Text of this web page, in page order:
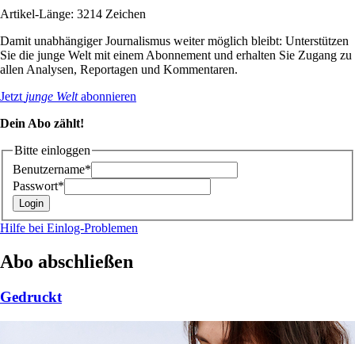
Artikel-Länge: 3214 Zeichen
Damit unabhängiger Journalismus weiter möglich bleibt: Unterstützen
Sie die junge Welt mit einem Abonnement und erhalten Sie Zugang zu
allen Analysen, Reportagen und Kommentaren.
Jetzt junge Weltabonnieren
Dein Abo zählt!
Bitte einloggen
Benutzername*
Passwort*
Hilfe bei Einlog-Problemen
Abo abschließen
Gedruckt